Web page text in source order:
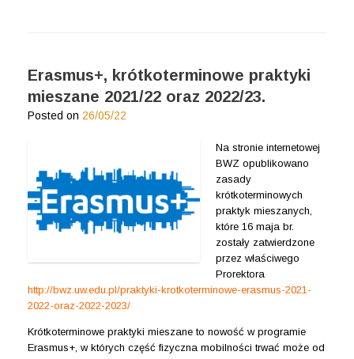
Erasmus+, krótkoterminowe praktyki
mieszane 2021/22 oraz 2022/23.
Posted on 26/05/22
Na stronie internetowej
BWZ opublikowano
zasady
krótkoterminowych
praktyk mieszanych,
które 16 maja br.
zostały zatwierdzone
przez właściwego
Prorektora
http://bwz.uw.edu.pl/praktyki-krotkoterminowe-erasmus-2021-
2022-oraz-2022-2023/
Krótkoterminowe praktyki mieszane to nowość w programie
Erasmus+, w których część fizyczna mobilności trwać może od